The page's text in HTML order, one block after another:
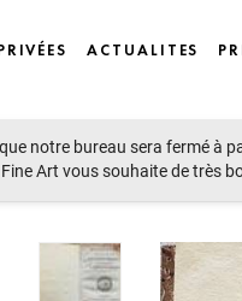
ACTUALITES
notre bureau sera fermé à
Art vous souhaite de très